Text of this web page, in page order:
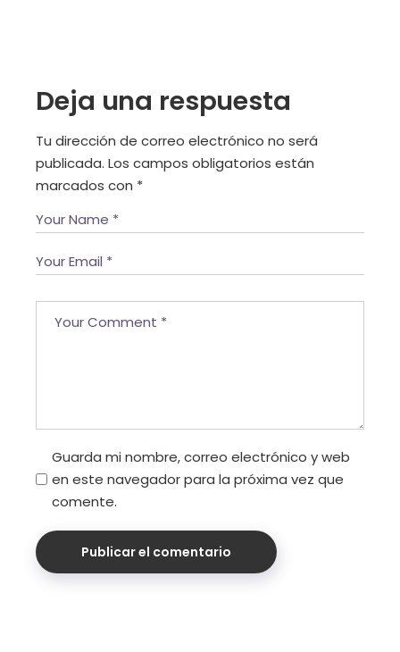
Deja una respuesta
Tu dirección de correo electrónico no será
publicada. Los campos obligatorios están
marcados con *
Guarda mi nombre, correo electrónico y web
en este navegador para la próxima vez que
comente.
Publicar el comentario